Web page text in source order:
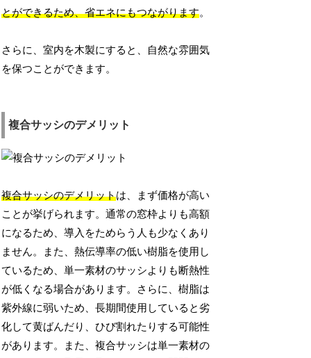
とができるため、省エネにもつながります。
さらに、室内を木製にすると、自然な雰囲気
を保つことができます。
複合サッシのデメリット
複合サッシのデメリットは、まず価格が高い
ことが挙げられます。通常の窓枠よりも高額
になるため、導入をためらう人も少なくあり
ません。また、熱伝導率の低い樹脂を使用し
ているため、単一素材のサッシよりも断熱性
が低くなる場合があります。さらに、樹脂は
紫外線に弱いため、長期間使用していると劣
化して黄ばんだり、ひび割れたりする可能性
があります。また、複合サッシは単一素材の